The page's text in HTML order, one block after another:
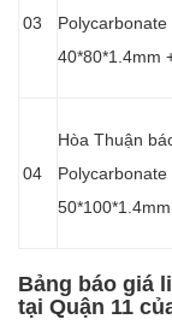
03
40*80*1.4mm
04
Hòa Thuận
Bảng báo giá
tại Quận 11